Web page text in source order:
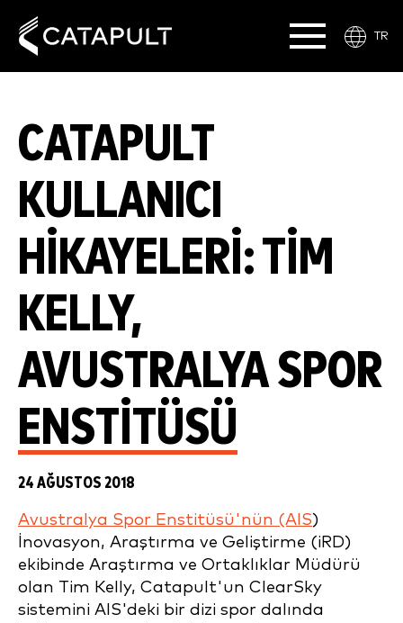
TR
CATAPULT
KULLANICI
HIKAYELERI: TIM
KELLY,
AVUSTRALYA SPOR
ENSTITÜSÜ
24 AĞUSTOS 2018
Avustralya Spor Enstitüsü'nün (AIS)
İnovasyon, Araştırma ve Geliştirme (iRD)
ekibinde Araştırma ve Ortaklıklar Müdürü
olan Tim Kelly, Catapult'un ClearSky
sistemini AIS'deki bir dizi spor dalında